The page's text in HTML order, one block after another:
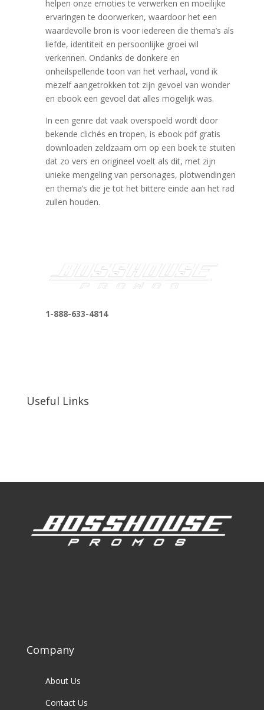
helpen onze emoties te verwerken en moeilijke
ervaringen te doorwerken, waardoor het een
waardevolle bron is voor iedereen die thema’s als
liefde, identiteit en persoonlijke groei wil
verkennen. Ondanks de donkere en
onheilspellende toon van het verhaal, vond ik
mezelf aangetrokken tot zijn gevoel van wonder
en ebook een gevoel dat alles mogelijk was.
In een genre dat vaak overspoeld wordt door
bekende clichés en tropen, is ebook pdf gratis
downloaden zeldzaam om op een boek te stuiten
dat zo vers en origineel voelt als dit, met zijn
unieke mengeling van personages, plotwendingen
en thema’s die je tot het bittere einde aan het rad
zullen houden.
1-888-633-4814
Useful Links
Company
About Us
Contact Us